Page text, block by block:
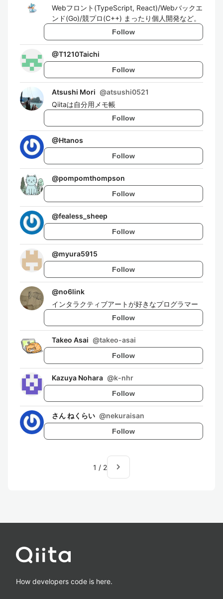
Webフロント(TypeScript, React)/Webバックエ
ンド(Go)/競プロ(C++) まったり個人開発など。
Follow
@T1210Taichi
Follow
Atsushi Mori @atsushi0521
Qiitaは自分用メモ帳
Follow
@Htanos
Follow
@pompomthompson
Follow
@fealess_sheep
Follow
@myura5915
Follow
@no6link
インタラクティブアートが好きなプログラマー
Follow
Takeo Asai @takeo-asai
Follow
Kazuya Nohara @k-nhr
Follow
さん ねくらい @nekuraisan
Follow
1 / 2 navigate_next
How developers code is here.